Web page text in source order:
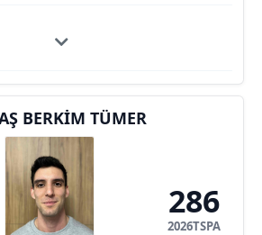
BERKIM TÜMER
286
2026TSPA